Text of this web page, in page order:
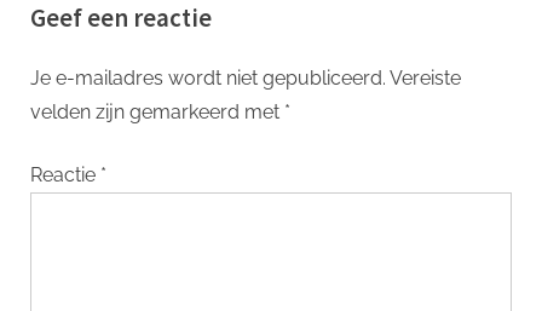
Geef een reactie
Je e-mailadres wordt niet gepubliceerd. Vereiste
velden zijn gemarkeerd met *
Reactie *